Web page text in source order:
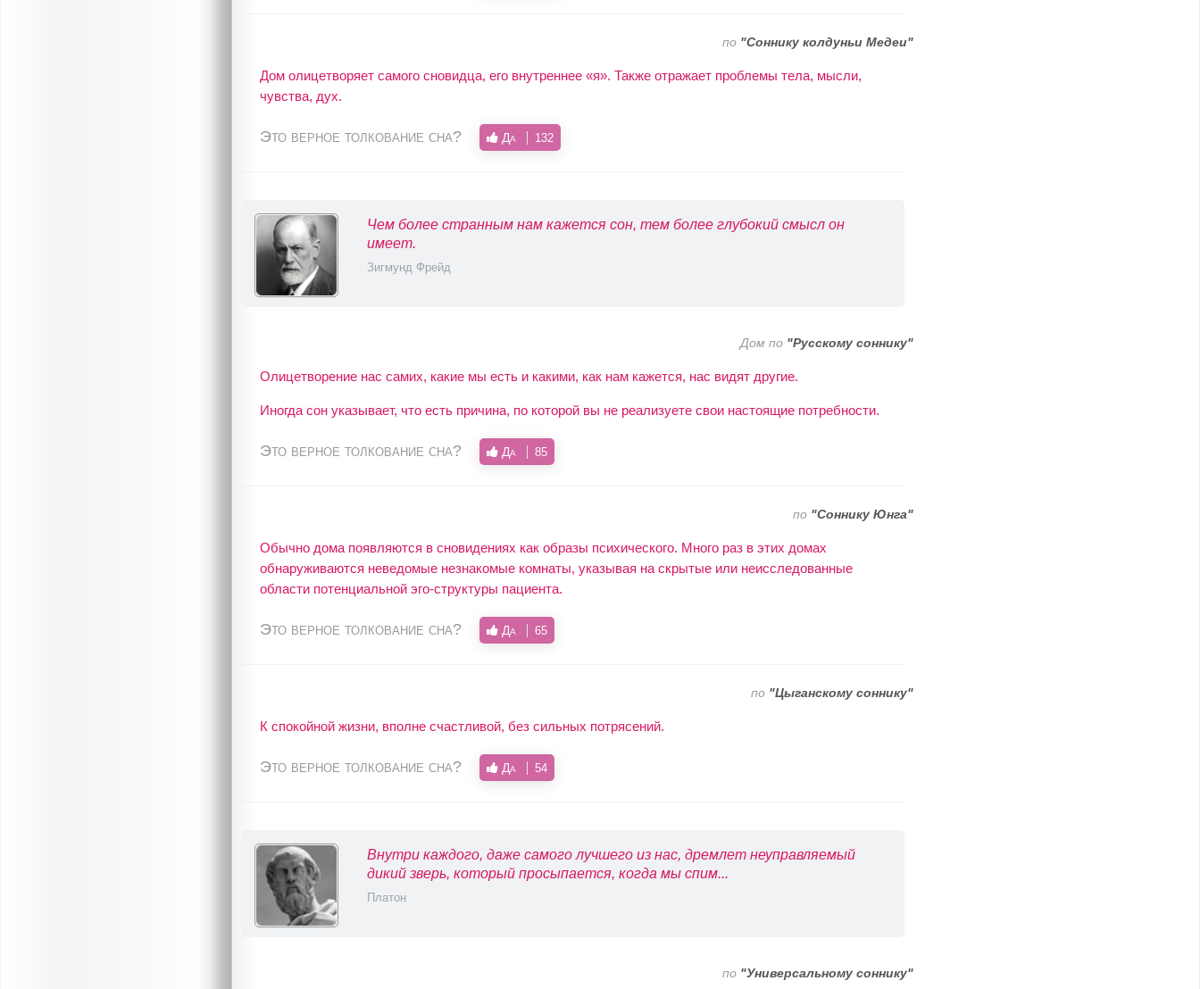
по "Соннику колдуньи Медеи"
Дом олицетворяет самого сновидца, его внутреннее «я». Также отражает проблемы тела, мысли,
чувства, дух.
Это верное толкование сна? Да 132
Чем более странным нам кажется сон, тем более глубокий смысл он
имеет.
Зигмунд Фрейд
Дом по "Русскому соннику"
Олицетворение нас самих, какие мы есть и какими, как нам кажется, нас видят другие.
Иногда сон указывает, что есть причина, по которой вы не реализуете свои настоящие потребности.
Это верное толкование сна? Да 85
по "Соннику Юнга"
Обычно дома появляются в сновидениях как образы психического. Много раз в этих домах
обнаруживаются неведомые незнакомые комнаты, указывая на скрытые или неисследованные
области потенциальной эго-структуры пациента.
Это верное толкование сна? Да 65
по "Цыганскому соннику"
К спокойной жизни, вполне счастливой, без сильных потрясений.
Это верное толкование сна? Да 54
Внутри каждого, даже самого лучшего из нас, дремлет неуправляемый
дикий зверь, который просыпается, когда мы спим...
Платон
по "Универсальному соннику"